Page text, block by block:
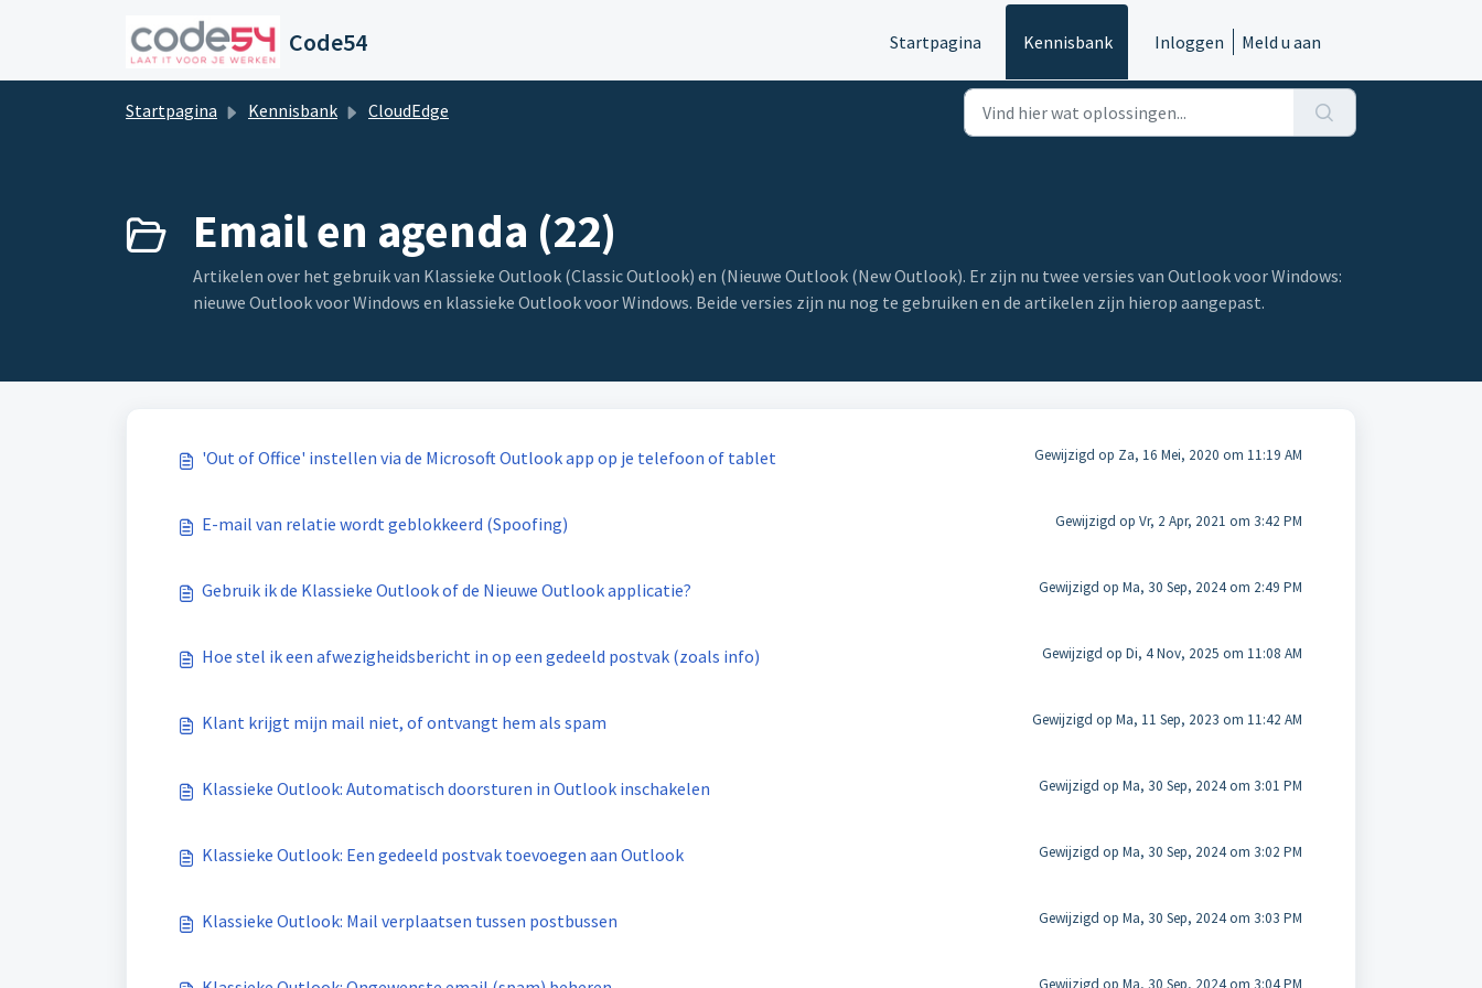
Code54 Startpagina Kennisbank Inloggen Meld u aan
Startpagina Kennisbank CloudEdge
Email en agenda (22)
Artikelen over het gebruik van Klassieke Outlook (Classic Outlook) en (Nieuwe Outlook (New Outlook). Er zijn nu twee versies van Outlook voor Windows:
nieuwe Outlook voor Windows en klassieke Outlook voor Windows. Beide versies zijn nu nog te gebruiken en de artikelen zijn hierop aangepast.
'Out of Office' instellen via de Microsoft Outlook app op je telefoon of tablet Gewijzigd op Za, 16 Mei, 2020 om 11:19 AM
E-mail van relatie wordt geblokkeerd (Spoofing) Gewijzigd op Vr, 2 Apr, 2021 om 3:42 PM
Gebruik ik de Klassieke Outlook of de Nieuwe Outlook applicatie? Gewijzigd op Ma, 30 Sep, 2024 om 2:49 PM
Hoe stel ik een afwezigheidsbericht in op een gedeeld postvak (zoals info) Gewijzigd op Di, 4 Nov, 2025 om 11:08 AM
Klant krijgt mijn mail niet, of ontvangt hem als spam Gewijzigd op Ma, 11 Sep, 2023 om 11:42 AM
Klassieke Outlook: Automatisch doorsturen in Outlook inschakelen Gewijzigd op Ma, 30 Sep, 2024 om 3:01 PM
Klassieke Outlook: Een gedeeld postvak toevoegen aan Outlook Gewijzigd op Ma, 30 Sep, 2024 om 3:02 PM
Klassieke Outlook: Mail verplaatsen tussen postbussen Gewijzigd op Ma, 30 Sep, 2024 om 3:03 PM
Gewijzigd op Ma, 30 Sep, 2024 om 3:04 PM